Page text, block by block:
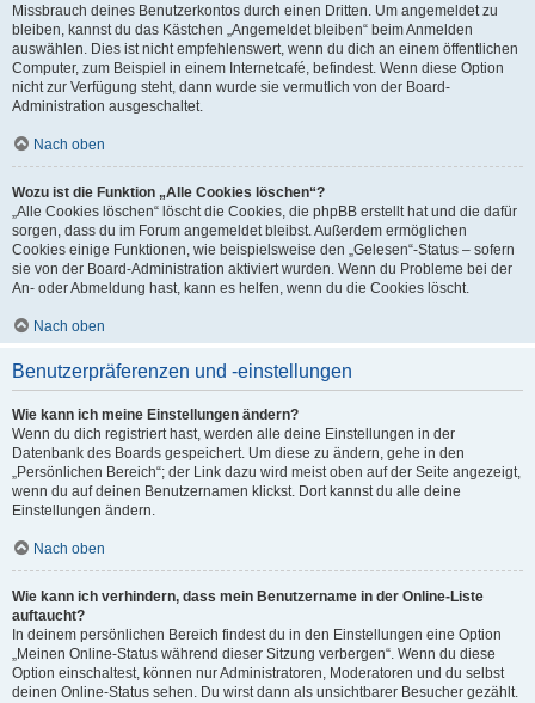
Missbrauch deines Benutzerkontos durch einen Dritten. Um angemeldet zu
bleiben, kannst du das Kästchen „Angemeldet bleiben“ beim Anmelden
auswählen. Dies ist nicht empfehlenswert, wenn du dich an einem öffentlichen
Computer, zum Beispiel in einem Internetcafé, befindest. Wenn diese Option
nicht zur Verfügung steht, dann wurde sie vermutlich von der Board-
Administration ausgeschaltet.
Nach oben
Wozu ist die Funktion „Alle Cookies löschen“?
„Alle Cookies löschen“ löscht die Cookies, die phpBB erstellt hat und die dafür
sorgen, dass du im Forum angemeldet bleibst. Außerdem ermöglichen
Cookies einige Funktionen, wie beispielsweise den „Gelesen“-Status – sofern
sie von der Board-Administration aktiviert wurden. Wenn du Probleme bei der
An- oder Abmeldung hast, kann es helfen, wenn du die Cookies löscht.
Nach oben
Benutzerpräferenzen und -einstellungen
Wie kann ich meine Einstellungen ändern?
Wenn du dich registriert hast, werden alle deine Einstellungen in der
Datenbank des Boards gespeichert. Um diese zu ändern, gehe in den
„Persönlichen Bereich“; der Link dazu wird meist oben auf der Seite angezeigt,
wenn du auf deinen Benutzernamen klickst. Dort kannst du alle deine
Einstellungen ändern.
Nach oben
Wie kann ich verhindern, dass mein Benutzername in der Online-Liste
auftaucht?
In deinem persönlichen Bereich findest du in den Einstellungen eine Option
„Meinen Online-Status während dieser Sitzung verbergen“. Wenn du diese
Option einschaltest, können nur Administratoren, Moderatoren und du selbst
deinen Online-Status sehen. Du wirst dann als unsichtbarer Besucher gezählt.